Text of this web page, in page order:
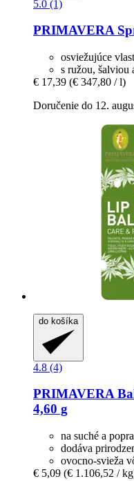
5.0 (1)
PRIMAVERA
osviežujúce
s ružou, šalviou
€ 17,39 (€ 347,80 / l)
Doručenie do 12.
do košíka
4.8 (4)
PRIMAVERA
4,60 g
na suché a
dodáva
ovocno-svieža
€ 5,09 (€ 1.106,52 /